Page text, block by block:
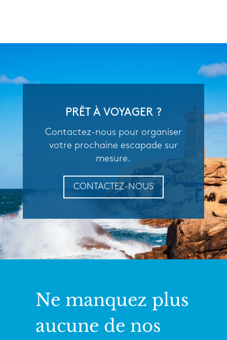
PRÊT À VOYAGER ?
Contactez-nous pour organiser
votre prochaine escapade sur
mesure.
CONTACTEZ-NOUS
Ne manquez plus
aucune de nos